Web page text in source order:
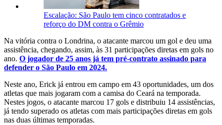
Escalação: São Paulo tem cinco contratados e
reforço do DM contra o Grêmio
Na vitória contra o Londrina, o atacante marcou um gol e deu uma
assistência, chegando, assim, às 31 participações diretas em gols no
ano. O jogador de 25 anos já tem pré-contrato assinado para
defender o São Paulo em 2024.
Neste ano, Erick já entrou em campo em 43 oportunidades, um dos
atletas que mais jogaram com a camisa do Ceará na temporada.
Nestes jogos, o atacante marcou 17 gols e distribuiu 14 assistências,
já tendo superado os atletas com mais participações diretas em gols
nas duas últimas temporadas.